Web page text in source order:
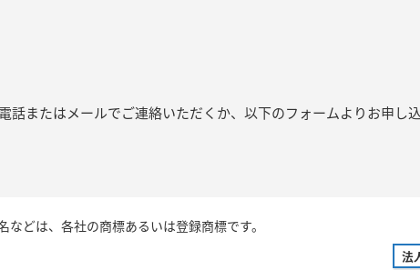
またはメールでご連絡いただくか、以下のフォームよりお申し
どは、各社の商標あるいは登録商標です。
法